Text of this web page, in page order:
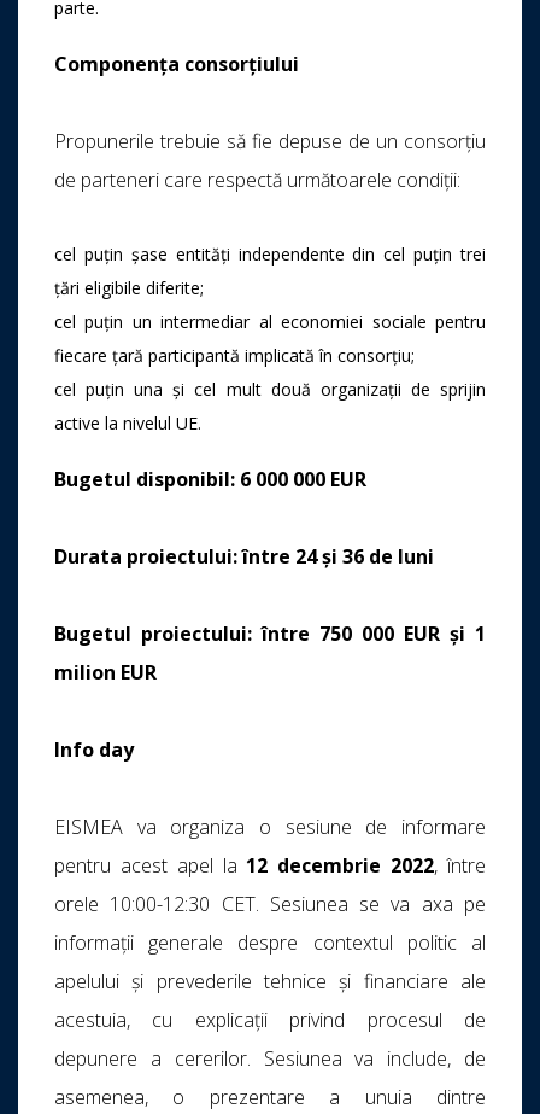
parte.
Componența consorțiului
Propunerile trebuie să fie depuse de un consorțiu
de parteneri care respectă următoarele condiții:
cel puțin șase entități independente din cel puțin trei
țări eligibile diferite;
cel puțin un intermediar al economiei sociale pentru
fiecare țară participantă implicată în consorțiu;
cel puțin una și cel mult două organizații de sprijin
active la nivelul UE.
Bugetul disponibil: 6 000 000 EUR
Durata proiectului: între 24 și 36 de luni
Bugetul proiectului: între 750 000 EUR și 1
milion EUR
Info day
EISMEA va organiza o sesiune de informare
pentru acest apel la 12 decembrie 2022, între
orele 10:00-12:30 CET. Sesiunea se va axa pe
informații generale despre contextul politic al
apelului și prevederile tehnice și financiare ale
acestuia, cu explicații privind procesul de
depunere a cererilor. Sesiunea va include, de
asemenea, o prezentare a unuia dintre